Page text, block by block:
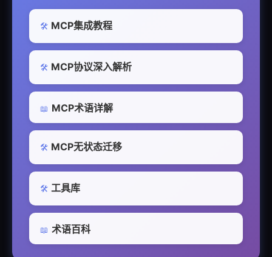
🛠️ MCP集成教程
🛠️ MCP协议深入解析
📖 MCP术语详解
🛠️ MCP无状态迁移
🛠️ 工具库
📖 术语百科